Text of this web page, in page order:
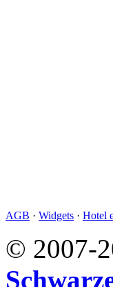
AGB · Widgets · Hotel
© 2007-